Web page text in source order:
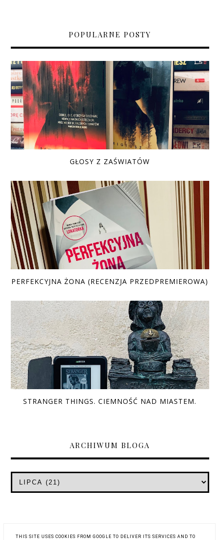
POPULARNE POSTY
GŁOSY Z ZAŚWIATÓW
PERFEKCYJNA ŻONA (RECENZJA PRZEDPREMIEROWA)
STRANGER THINGS. CIEMNOŚĆ NAD MIASTEM.
ARCHIWUM BLOGA
THIS SITE USES COOKIES FROM GOOGLE TO DELIVER ITS SERVICES AND TO